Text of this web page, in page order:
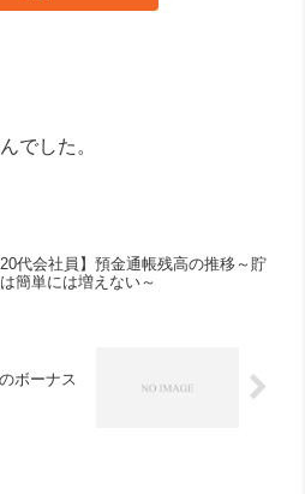
でした。
20代会社員】預金通帳残高の推移～貯
簡単には増えない～
ボーナス